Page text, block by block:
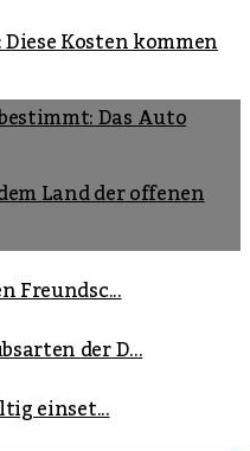
Kosten kommen
Das Auto
Land der offenen
Freundsc...
der D...
einset...